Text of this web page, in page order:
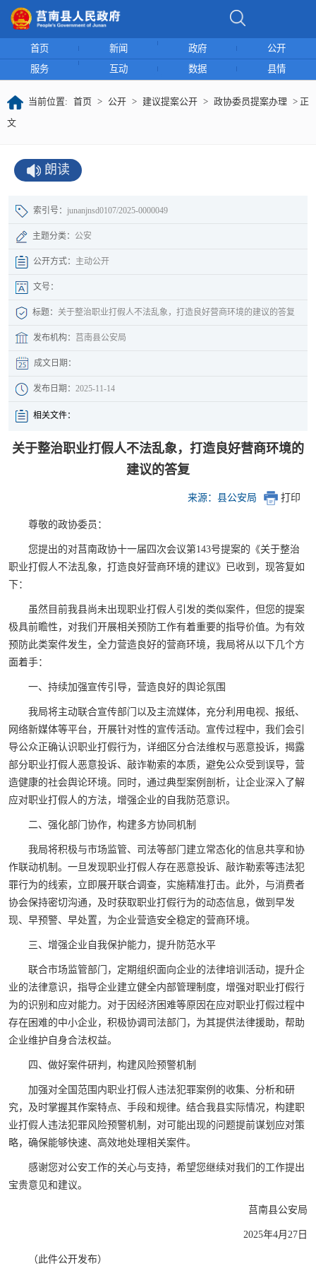
首页 新闻 政府
公开
服务
互动 数据 县情
当前位置: 首页 > 公开 > 建议提案公开 > 政协委员提案办理 > 正
文
朗读
索引号： junanjnsd0107/2025-0000049
主题分类： 公安
公开方式： 主动公开
文号：
标题： 关于整治职业打假人不法乱象，打造良好营商环境的建议的答复
发布机构： 莒南县公安局
成文日期：
发布日期： 2025-11-14
相关文件：
关于整治职业打假人不法乱象，打造良好营商环境的
建议的答复
来源：县公安局 打印
尊敬的政协委员：
您提出的对莒南政协十一届四次会议第143号提案的《关于整治
职业打假人不法乱象，打造良好营商环境的建议》已收到，现答复如
下：
虽然目前我县尚未出现职业打假人引发的类似案件，但您的提案
极具前瞻性，对我们开展相关预防工作有着重要的指导价值。为有效
预防此类案件发生，全力营造良好的营商环境，我局将从以下几个方
面着手：
一、持续加强宣传引导，营造良好的舆论氛围
我局将主动联合宣传部门以及主流媒体，充分利用电视、报纸、
网络新媒体等平台，开展针对性的宣传活动。宣传过程中，我们会引
导公众正确认识职业打假行为，详细区分合法维权与恶意投诉，揭露
部分职业打假人恶意投诉、敲诈勒索的本质，避免公众受到误导，营
造健康的社会舆论环境。同时，通过典型案例剖析，让企业深入了解
应对职业打假人的方法，增强企业的自我防范意识。
二、强化部门协作，构建多方协同机制
我局将积极与市场监管、司法等部门建立常态化的信息共享和协
作联动机制。一旦发现职业打假人存在恶意投诉、敲诈勒索等违法犯
罪行为的线索，立即展开联合调查，实施精准打击。此外，与消费者
协会保持密切沟通，及时获取职业打假行为的动态信息，做到早发
现、早预警、早处置，为企业营造安全稳定的营商环境。
三、增强企业自我保护能力，提升防范水平
联合市场监管部门，定期组织面向企业的法律培训活动，提升企
业的法律意识，指导企业建立健全内部管理制度，增强对职业打假行
为的识别和应对能力。对于因经济困难等原因在应对职业打假过程中
存在困难的中小企业，积极协调司法部门，为其提供法律援助，帮助
企业维护自身合法权益。
四、做好案件研判，构建风险预警机制
加强对全国范围内职业打假人违法犯罪案例的收集、分析和研
究，及时掌握其作案特点、手段和规律。结合我县实际情况，构建职
业打假人违法犯罪风险预警机制，对可能出现的问题提前谋划应对策
略，确保能够快速、高效地处理相关案件。
感谢您对公安工作的关心与支持，希望您继续对我们的工作提出
宝贵意见和建议。
莒南县公安局
2025年4月27日
（此件公开发布）